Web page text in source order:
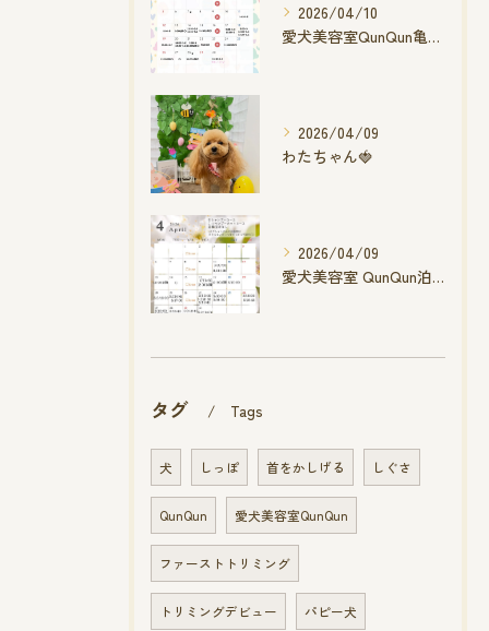
2026/04/10
愛犬美容室QunQun亀山エコー店
2026/04/09
わたちゃん🍓
2026/04/09
愛犬美容室 QunQun泊店 4月空き状況です
タグ Tags
犬 しっぽ 首をかしげる しぐさ
QunQun 愛犬美容室QunQun
ファーストトリミング
トリミングデビュー パピー犬